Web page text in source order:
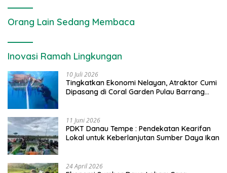
Orang Lain Sedang Membaca
Inovasi Ramah Lingkungan
10 Juli 2026
Tingkatkan Ekonomi Nelayan, Atraktor Cumi
Dipasang di Coral Garden Pulau Barrang
11 Juni 2026
PDKT Danau Tempe : Pendekatan Kearifan
Lokal untuk Keberlanjutan Sumber Daya Ikan
24 April 2026